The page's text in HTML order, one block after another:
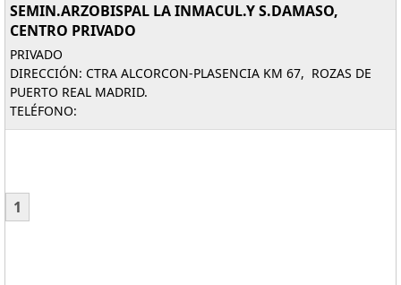
SEMIN.ARZOBISPAL LA INMACUL.Y S.DAMASO,
CENTRO PRIVADO
PRIVADO
DIRECCIÓN: CTRA ALCORCON-PLASENCIA KM 67, ROZAS DE
PUERTO REAL MADRID.
TELÉFONO:
1